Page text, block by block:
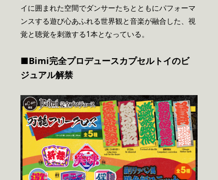
イに囲まれた空間でダンサーたちとともにパフォーマ
ンスする遊び心あふれる世界観と音楽が融合した、視
覚と聴覚を刺激する1本となっている。
■Bimi完全プロデュースカプセルトイのビ
ジュアル解禁